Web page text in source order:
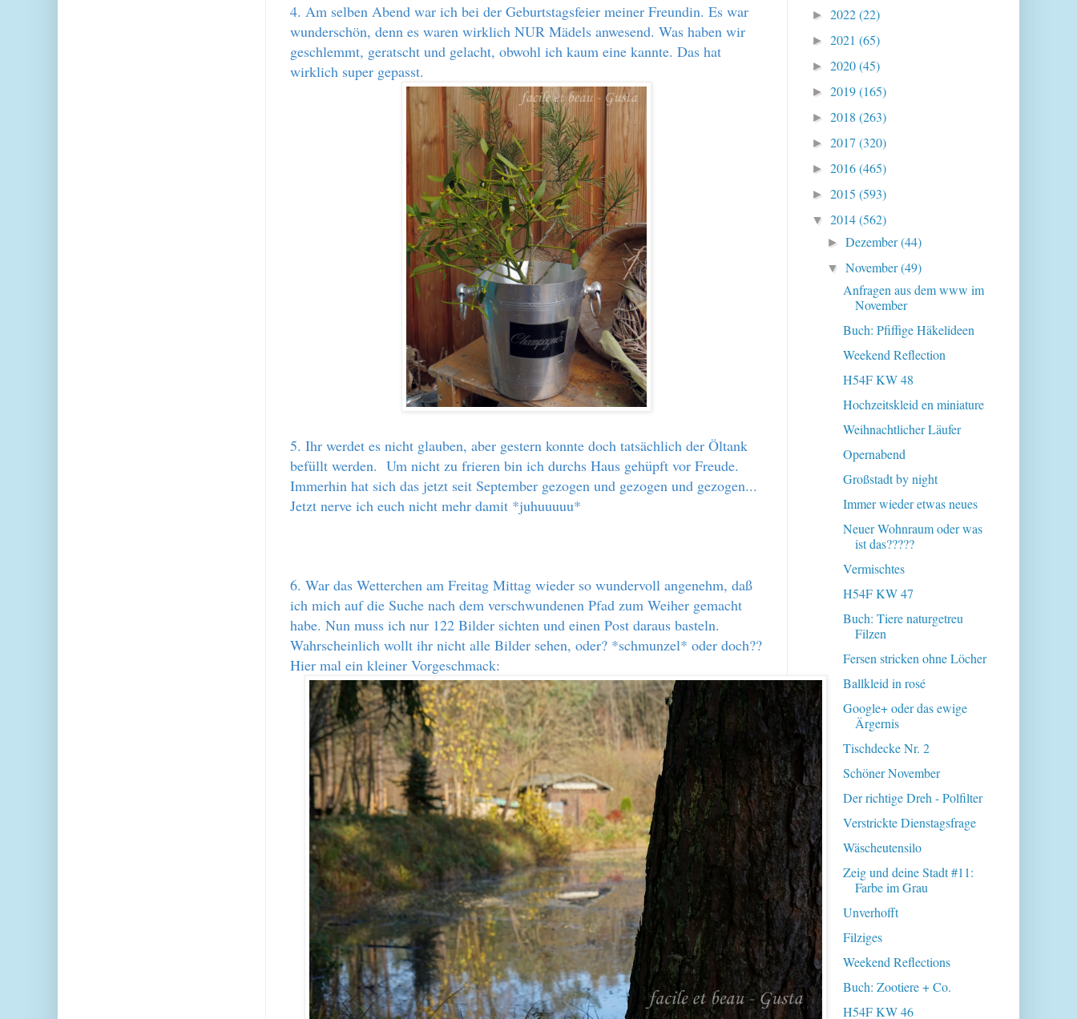
4. Am selben Abend war ich bei der Geburtstagsfeier meiner Freundin. Es war
wunderschön, denn es waren wirklich NUR Mädels anwesend. Was haben wir
geschlemmt, geratscht und gelacht, obwohl ich kaum eine kannte. Das hat
wirklich super gepasst.
5. Ihr werdet es nicht glauben, aber gestern konnte doch tatsächlich der Öltank
befüllt werden. Um nicht zu frieren bin ich durchs Haus gehüpft vor Freude.
Immerhin hat sich das jetzt seit September gezogen und gezogen und gezogen...
Jetzt nerve ich euch nicht mehr damit *juhuuuuu*
6. War das Wetterchen am Freitag Mittag wieder so wundervoll angenehm, daß
ich mich auf die Suche nach dem verschwundenen Pfad zum Weiher gemacht
habe. Nun muss ich nur 122 Bilder sichten und einen Post daraus basteln.
Wahrscheinlich wollt ihr nicht alle Bilder sehen, oder? *schmunzel* oder doch??
Hier mal ein kleiner Vorgeschmack:
► 2022(22)
► 2021 (65)
► 2020(45)
► 2019(165)
► 2018 (263)
► 2017 (320)
► 2016(465)
► 2015 (593)
▼ 2014(562)
►Dezember(44)
▼November(49)
Anfragen aus dem www im
November
Buch: Pfiffige Häkelideen
Weekend Reflection
H54F KW 48
Hochzeitskleid en miniature
Weihnachtlicher Läufer
Opernabend
Großstadt by night
Immer wieder etwas neues
Neuer Wohnraum oder was
ist das?????
Vermischtes
H54F KW 47
Buch: Tiere naturgetreu
Filzen
Fersen stricken ohne Löcher
Ballkleid in rosé
Google+ oder das ewige
Ärgernis
Tischdecke Nr. 2
Schöner November
Der richtige Dreh - Polfilter
Verstrickte Dienstagsfrage
Wäscheutensilo
Zeig und deine Stadt #11:
Farbe im Grau
Unverhofft
Filziges
Weekend Reflections
Buch: Zootiere + Co.
H54F KW 46